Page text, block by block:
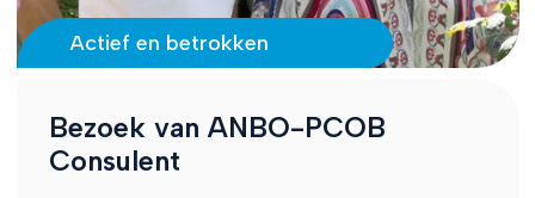
Actief en betrokken
Bezoek van ANBO-PCOB
Consulent